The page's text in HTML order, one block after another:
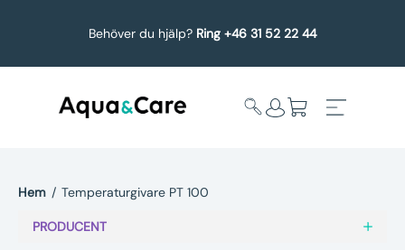
Behöver du hjälp? Ring +46 31 52 22 44
undermeny
Hem / Temperaturgivare PT 100
PRODUCENT